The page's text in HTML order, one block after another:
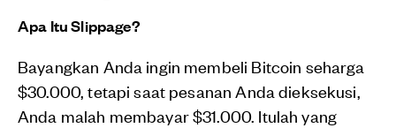
Apa Itu Slippage?
Bayangkan Anda ingin membeli Bitcoin seharga
$30.000, tetapi saat pesanan Anda dieksekusi,
Anda malah membayar $31.000. Itulah yang